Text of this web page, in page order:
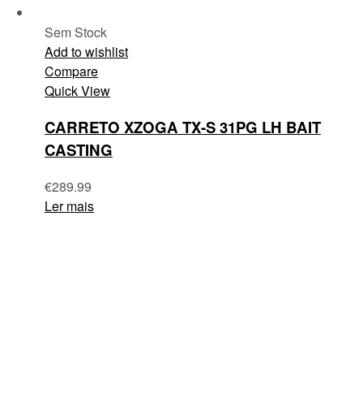
Sem Stock
Add to wishlist
Compare
Quick View
CARRETO XZOGA TX-S 31PG LH BAIT
CASTING
€289.99
Ler mais